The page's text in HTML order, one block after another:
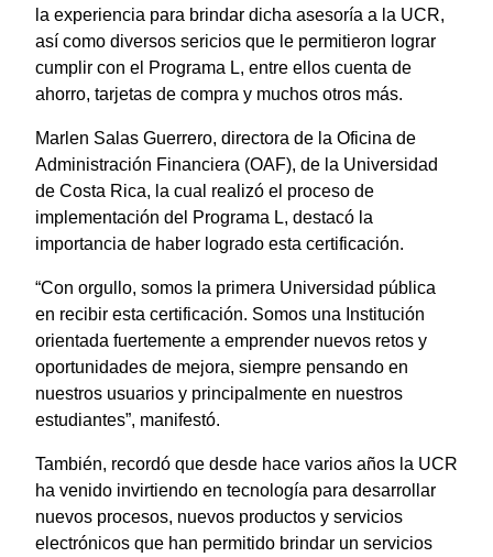
la experiencia para brindar dicha asesoría a la UCR,
así como diversos sericios que le permitieron lograr
cumplir con el Programa L, entre ellos cuenta de
ahorro, tarjetas de compra y muchos otros más.
Marlen Salas Guerrero, directora de la Oficina de
Administración Financiera (OAF), de la Universidad
de Costa Rica, la cual realizó el proceso de
implementación del Programa L, destacó la
importancia de haber logrado esta certificación.
“Con orgullo, somos la primera Universidad pública
en recibir esta certificación. Somos una Institución
orientada fuertemente a emprender nuevos retos y
oportunidades de mejora, siempre pensando en
nuestros usuarios y principalmente en nuestros
estudiantes”, manifestó.
También, recordó que desde hace varios años la UCR
ha venido invirtiendo en tecnología para desarrollar
nuevos procesos, nuevos productos y servicios
electrónicos que han permitido brindar un servicios